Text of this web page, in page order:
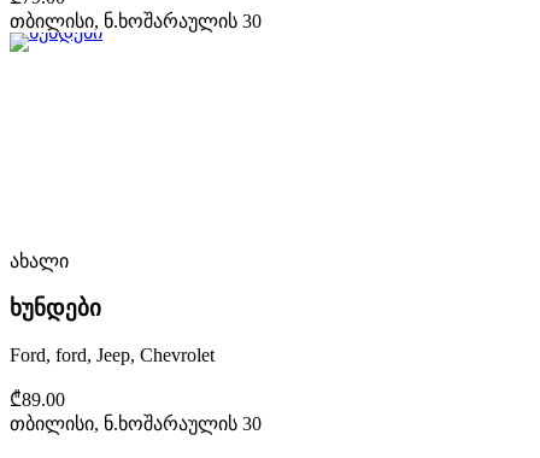
თბილისი, ნ.ხოშარაულის 30
ახალი
ხუნდები
Ford, ford, Jeep, Chevrolet
₾89.00
თბილისი, ნ.ხოშარაულის 30